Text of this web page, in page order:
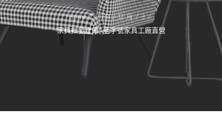
Home 2019 12 月
3
家具批發倉庫| 老字號家具工廠直營